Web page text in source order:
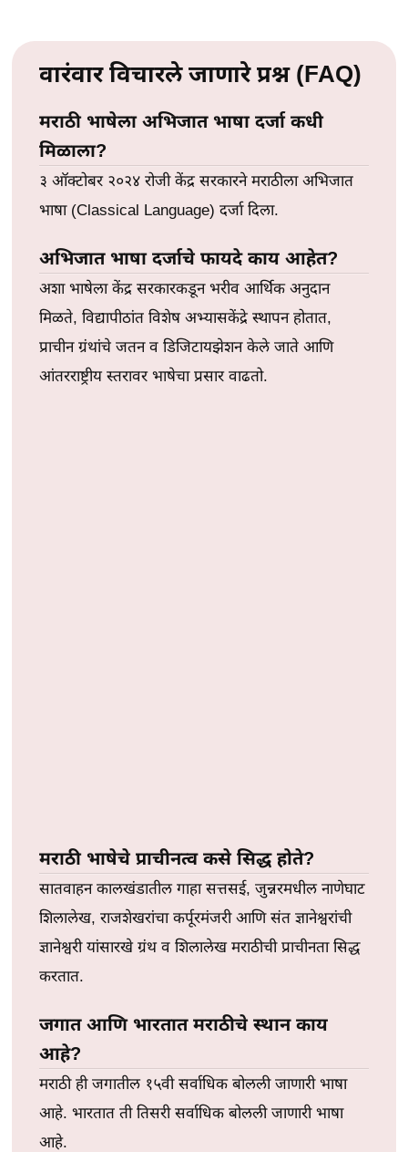
वारंवार विचारले जाणारे प्रश्न (FAQ)
मराठी भाषेला अभिजात भाषा दर्जा कधी
मिळाला?
३ ऑक्टोबर २०२४ रोजी केंद्र सरकारने मराठीला अभिजात
भाषा (Classical Language) दर्जा दिला.
अभिजात भाषा दर्जाचे फायदे काय आहेत?
अशा भाषेला केंद्र सरकारकडून भरीव आर्थिक अनुदान
मिळते, विद्यापीठांत विशेष अभ्यासकेंद्रे स्थापन होतात,
प्राचीन ग्रंथांचे जतन व डिजिटायझेशन केले जाते आणि
आंतरराष्ट्रीय स्तरावर भाषेचा प्रसार वाढतो.
मराठी भाषेचे प्राचीनत्व कसे सिद्ध होते?
सातवाहन कालखंडातील गाहा सत्तसई, जुन्नरमधील नाणेघाट
शिलालेख, राजशेखरांचा कर्पूरमंजरी आणि संत ज्ञानेश्वरांची
ज्ञानेश्वरी यांसारखे ग्रंथ व शिलालेख मराठीची प्राचीनता सिद्ध
करतात.
जगात आणि भारतात मराठीचे स्थान काय
आहे?
मराठी ही जगातील १५वी सर्वाधिक बोलली जाणारी भाषा
आहे. भारतात ती तिसरी सर्वाधिक बोलली जाणारी भाषा
आहे.